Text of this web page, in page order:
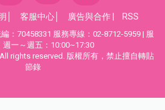
客服中心 廣告與合作 RSS
：70458331 服務專線：02-8712-5959 | 服
週一～週五：10:00~17:30
rights reserved. 版權所有，禁止擅自轉貼
節錄